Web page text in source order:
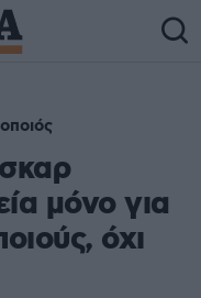
μόνο για
όχι